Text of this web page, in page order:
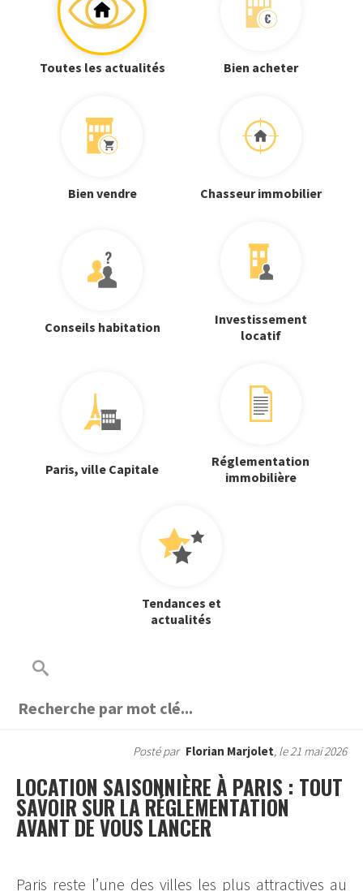
Toutes les actualités Bien acheter
Bien vendre Chasseur immobilier
Conseils habitation
Investissement
locatif
Paris, ville Capitale
Réglementation
immobilière
Tendances et
actualités
Posté par Florian Marjolet, le 21 mai 2026
LOCATION SAISONNIÈRE À PARIS : TOUT
SAVOIR SUR LA RÉGLEMENTATION
AVANT DE VOUS LANCER
Paris reste l’une des villes les plus attractives au